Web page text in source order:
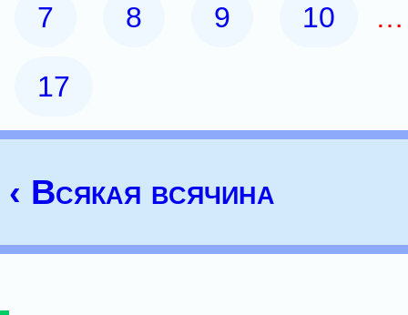
7 8 9 10
17
‹ Всякая всячина